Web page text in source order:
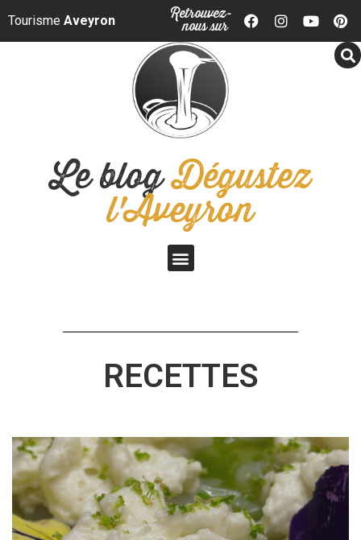
Panneau de gestion des cookies
Tourisme Aveyron Retrouvez-
nous sur
Le blogDégustez
l'Aveyron
RECETTES